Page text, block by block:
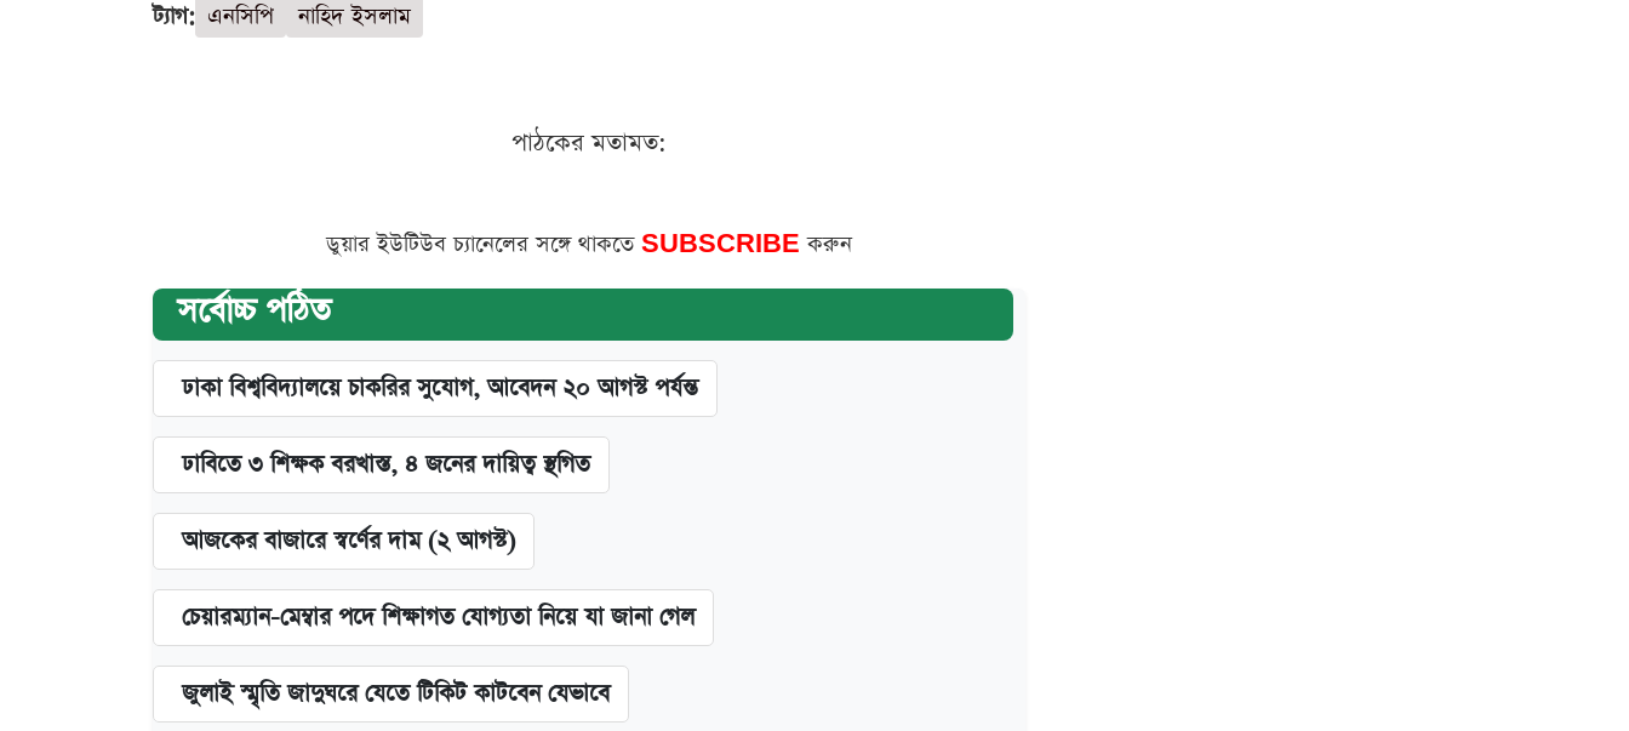
ট্যাগ: এনসিপি নাহিদ ইসলাম
পাঠকের মতামত:
ডুয়ার ইউটিউব চ্যানেলের সঙ্গে থাকতে SUBSCRIBEকরুন
সর্বোচ্চ পঠিত
ঢাকা বিশ্ববিদ্যালয়ে চাকরির সুযোগ, আবেদন ২০ আগস্ট পর্যন্ত
ঢাবিতে ৩ শিক্ষক বরখাস্ত, ৪ জনের দায়িত্ব স্থগিত
আজকের বাজারে স্বর্ণের দাম (২ আগস্ট)
চেয়ারম্যান-মেম্বার পদে শিক্ষাগত যোগ্যতা নিয়ে যা জানা গেল
জুলাই স্মৃতি জাদুঘরে যেতে টিকিট কাটবেন যেভাবে